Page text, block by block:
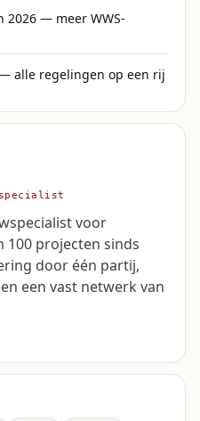
— meer WWS-
alle regelingen op een rij
specialist
voor
100 projecten sinds
door één partij,
een vast netwerk van